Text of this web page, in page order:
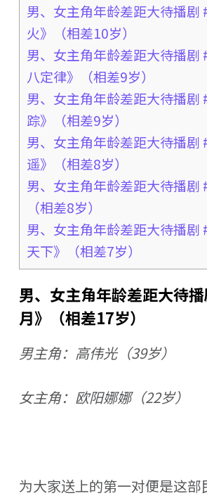
男、女主角年龄差距大待播剧
火》（相差10岁）
男、女主角年龄差距大待播剧
八定律》（相差9岁）
男、女主角年龄差距大待播剧
踪》（相差9岁）
男、女主角年龄差距大待播剧
遥》（相差8岁）
男、女主角年龄差距大待播剧
（相差8岁）
男、女主角年龄差距大待播剧
天下》（相差7岁）
男、女主角年龄差距大待
月》（相差17岁）
男主角：高伟光（39岁）
女主角：欧阳娜娜（22岁）
为大家送上的第一对便是这部